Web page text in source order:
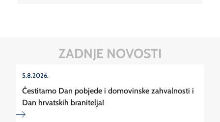
ZADNJE NOVOSTI
5.8.2026.
Čestitamo Dan pobjede i domovinske zahvalnosti i
Dan hrvatskih branitelja!